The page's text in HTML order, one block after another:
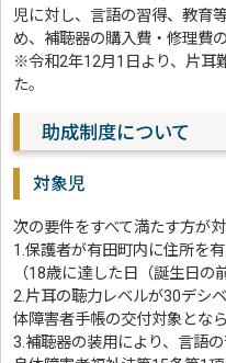
児に対し、言語の習得、教育
め、補聴器の購入費・修理費
※令和2年12月1日より、片耳
た。
助成制度について
対象児
次の要件をすべて満たす方が対
1.保護者が有田町内に住所を
（18歳に達した日（誕生日の
2.片耳の聴力レベルが30デシ
体障害者手帳の交付対象とな
3.補聴器の装用により、言語